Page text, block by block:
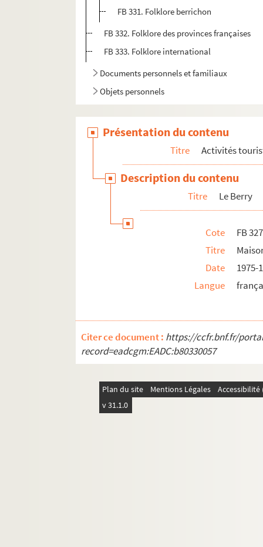
FB 331. Folklore berrichon
FB 332. Folklore des provinces françaises
FB 333. Folklore international
Documents personnels et familiaux
Objets personnels
Présentation du contenu
Titre Activités
Description du contenu
Titre Le Berry
Cote
FB 327
Titre
Date
1975-
Langue
Citer ce document : https://ccfr.bnf.fr/
record=eadcgm:EADC:b80330057
Plan du site Mentions Légales
v 31.1.0